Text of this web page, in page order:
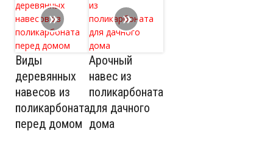
Виды
деревянных
навесов из
поликарбоната
перед домом
Арочный
навес из
поликарбоната
для дачного
дома